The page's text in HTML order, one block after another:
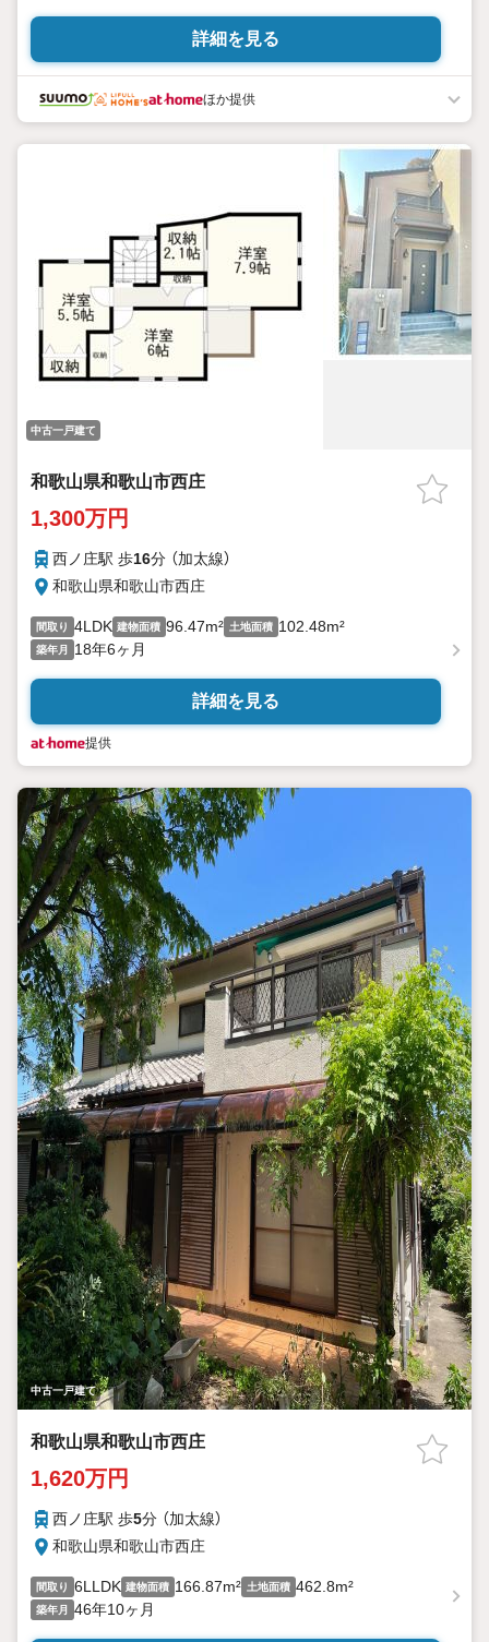
詳細を見る
ほか提供
中古一戸建て
和歌山県和歌山市西庄
1,300万円
西ノ庄駅 歩16分 （加太線）
和歌山県和歌山市西庄
間取り 4LDK 建物面積 96.47m² 土地面積 102.48m²
築年月 18年6ヶ月
詳細を見る
提供
中古一戸建て
和歌山県和歌山市西庄
1,620万円
西ノ庄駅 歩5分 （加太線）
和歌山県和歌山市西庄
間取り 6LLDK 建物面積 166.87m² 土地面積 462.8m²
築年月 46年10ヶ月